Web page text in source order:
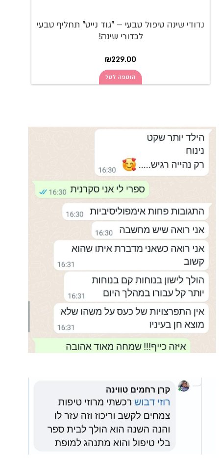
נדודי שינה טיפול טבעי – "גוד נייט" תחליף טבעי
לכדורי שינה!
₪229.00
הוספה לסל